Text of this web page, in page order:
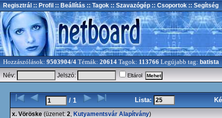
Regisztrál :: Profil :: Beállítás :: Tagok :: Szavazógép :: Csoportok :: Segítség
Hozzászólások: 9503904/4 Témák: 20614 Tagok: 113766 Legújabb tag: batista
Név:
Jelszó: Eltárol
/ 1 Lista:
x. Vöröske (üzenet: 2, Kutyamentsvár Alapítvány)